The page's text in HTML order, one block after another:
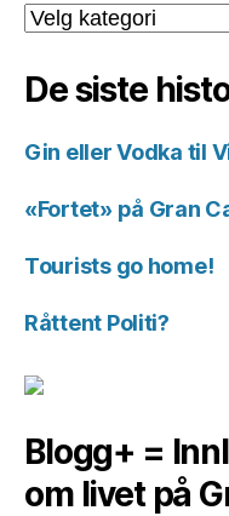
Kategorier
for
De siste
Gin eller Vodka til
«Fortet» på Gran
Tourists go home!
Råttent Politi?
Blogg+ =
om livet på